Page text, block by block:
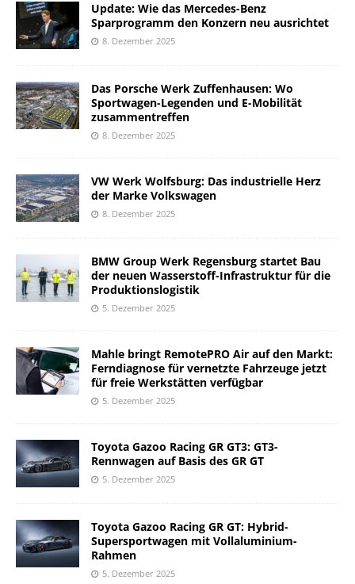
Update: Wie das Mercedes-Benz
Sparprogramm den Konzern neu ausrichtet
8. Dezember 2025
Das Porsche Werk Zuffenhausen: Wo
Sportwagen-Legenden und E-Mobilität
zusammentreffen
8. Dezember 2025
VW Werk Wolfsburg: Das industrielle Herz
der Marke Volkswagen
8. Dezember 2025
BMW Group Werk Regensburg startet Bau
der neuen Wasserstoff-Infrastruktur für die
Produktionslogistik
5. Dezember 2025
Mahle bringt RemotePRO Air auf den Markt:
Ferndiagnose für vernetzte Fahrzeuge jetzt
für freie Werkstätten verfügbar
5. Dezember 2025
Toyota Gazoo Racing GR GT3: GT3-
Rennwagen auf Basis des GR GT
5. Dezember 2025
Toyota Gazoo Racing GR GT: Hybrid-
Supersportwagen mit Vollaluminium-
Rahmen
5. Dezember 2025